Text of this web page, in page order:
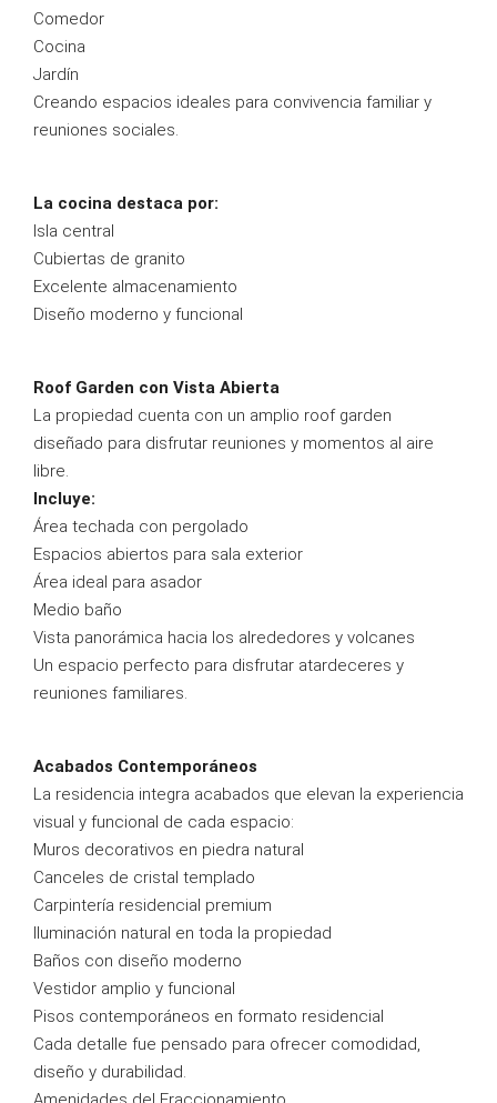
Comedor
Cocina
Jardín
Creando espacios ideales para convivencia familiar y
reuniones sociales.
La cocina destaca por:
Isla central
Cubiertas de granito
Excelente almacenamiento
Diseño moderno y funcional
Roof Garden con Vista Abierta
La propiedad cuenta con un amplio roof garden
diseñado para disfrutar reuniones y momentos al aire
libre.
Incluye:
Área techada con pergolado
Espacios abiertos para sala exterior
Área ideal para asador
Medio baño
Vista panorámica hacia los alrededores y volcanes
Un espacio perfecto para disfrutar atardeceres y
reuniones familiares.
Acabados Contemporáneos
La residencia integra acabados que elevan la experiencia
visual y funcional de cada espacio:
Muros decorativos en piedra natural
Canceles de cristal templado
Carpintería residencial premium
Iluminación natural en toda la propiedad
Baños con diseño moderno
Vestidor amplio y funcional
Pisos contemporáneos en formato residencial
Cada detalle fue pensado para ofrecer comodidad,
diseño y durabilidad.